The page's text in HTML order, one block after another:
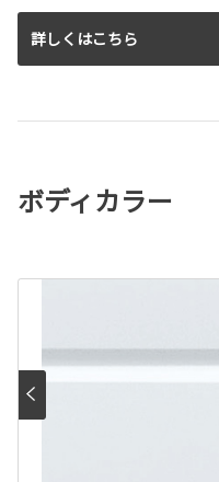
詳しくはこちら
ボディカラー